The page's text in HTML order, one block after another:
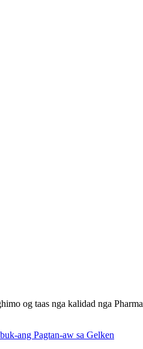
og taas nga kalidad nga